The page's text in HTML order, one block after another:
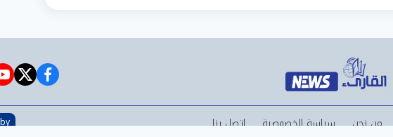
facebook
من نحن سياسة الخصوصية اتصل بنا